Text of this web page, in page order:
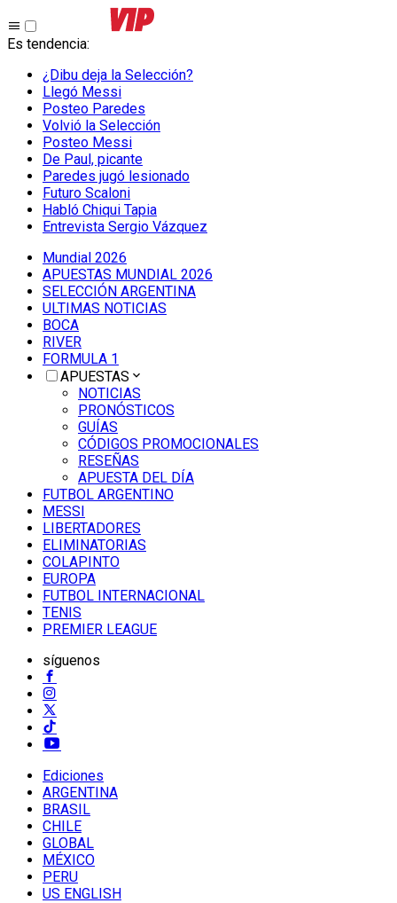
Es tendencia:
¿Dibu deja la Selección?
Llegó Messi
Posteo Paredes
Volvió la Selección
Posteo Messi
De Paul, picante
Paredes jugó lesionado
Futuro Scaloni
Habló Chiqui Tapia
Entrevista Sergio Vázquez
Mundial 2026
APUESTAS MUNDIAL 2026
SELECCIÓN ARGENTINA
ULTIMAS NOTICIAS
BOCA
RIVER
FORMULA 1
APUESTAS
NOTICIAS
PRONÓSTICOS
GUÍAS
CÓDIGOS PROMOCIONALES
RESEÑAS
APUESTA DEL DÍA
FUTBOL ARGENTINO
MESSI
LIBERTADORES
ELIMINATORIAS
COLAPINTO
EUROPA
FUTBOL INTERNACIONAL
TENIS
PREMIER LEAGUE
síguenos
Ediciones
ARGENTINA
BRASIL
CHILE
GLOBAL
MÉXICO
PERU
US ENGLISH